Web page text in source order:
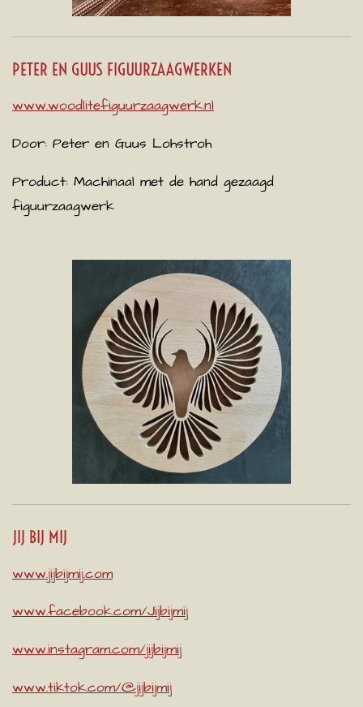
PETER EN GUUS FIGUURZAAGWERKEN
www.woodlitefiguurzaagwerk.nl
Door: Peter en Guus Lohstroh
Product: Machinaal met de hand gezaagd
figuurzaagwerk
JIJ BIJ MIJ
www.jijbijmij.com
www.facebook.com/Jijbijmij
www.instagram.com/jijbijmij
www.tiktok.com/@jijbijmij